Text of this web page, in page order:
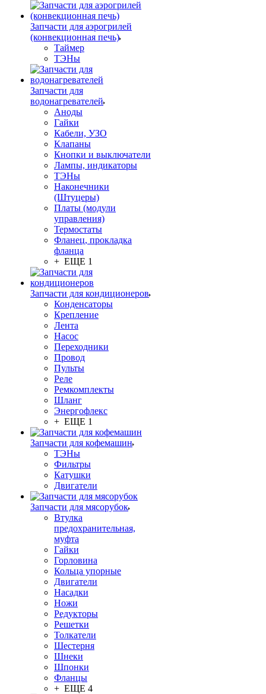
Запчасти для аэрогрилей
(конвекционная печь)
Таймер
ТЭНы
Запчасти для
водонагревателей
Аноды
Гайки
Кабели, УЗО
Клапаны
Кнопки и выключатели
Лампы, индикаторы
ТЭНы
Наконечники
(Штуцеры)
Платы (модули
управления)
Термостаты
Фланец, прокладка
фланца
+ ЕЩЕ 1
Запчасти для кондиционеров
Конденсаторы
Крепление
Лента
Насос
Переходники
Провод
Пульты
Реле
Ремкомплекты
Шланг
Энергофлекс
+ ЕЩЕ 1
Запчасти для кофемашин
ТЭНы
Фильтры
Катушки
Двигатели
Запчасти для мясорубок
Втулка
предохранительная,
муфта
Гайки
Горловина
Кольца упорные
Двигатели
Насадки
Ножи
Редукторы
Решетки
Толкатели
Шестерня
Шнеки
Шпонки
Фланцы
+ ЕЩЕ 4